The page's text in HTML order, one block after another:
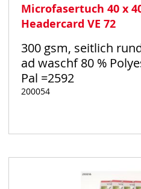
Microfasertuch 40 x
Headercard VE 72
300 gsm, seitlich
ad waschf 80 %
Pal =2592
200054
Auf